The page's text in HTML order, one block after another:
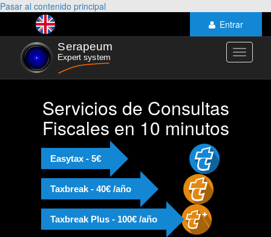
Pasar al contenido principal
Entrar
Toggle
Servicios de Consultas
Fiscales en 10 minutos
Easytax - 5€
Taxbreak - 40€ /año
Taxbreak Plus - 100€ /año